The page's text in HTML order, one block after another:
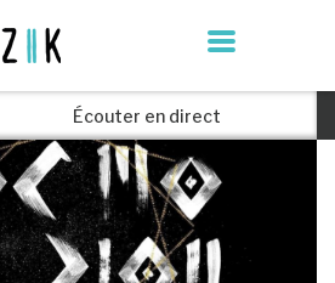
Écouter en direct